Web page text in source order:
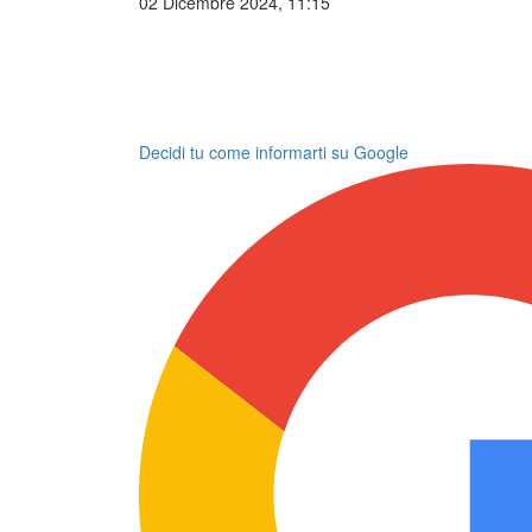
Decidi tu come informarti su Google